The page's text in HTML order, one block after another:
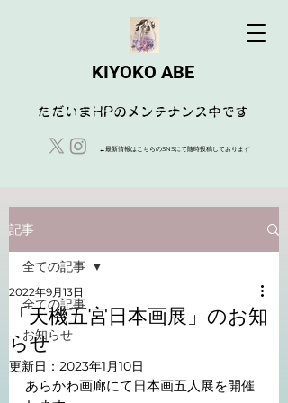
KIYOKO ABE
​ただいまHPのメンテナンス中です
​←最新情報はこちらのSNSにて随時投稿しております
記事
全ての記事
お知らせ
全ての記事
「天機五宮日本画展」のお知
らせ
2022年9月13日
更新日： 2023年1月10日
あらかわ画廊にて日本画五人展を開催